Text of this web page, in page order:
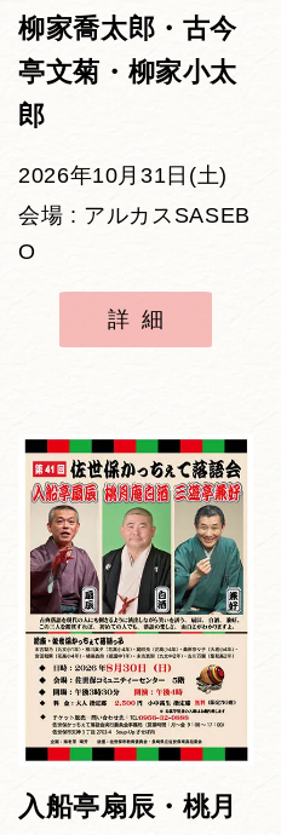
柳家喬太郎・古今
亭文菊・柳家小太
郎
2026年10月31日(土)
会場 : アルカスSASEB
O
詳細
入船亭扇辰・桃月